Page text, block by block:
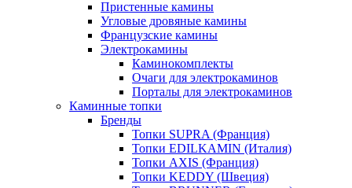
Пристенные камины
Угловые дровяные камины
Французские камины
Электрокамины
Каминокомплекты
Очаги для электрокаминов
Порталы для электрокаминов
Каминные топки
Бренды
Топки SUPRA (Франция)
Топки EDILKAMIN (Италия)
Топки AXIS (Франция)
Топки KEDDY (Швеция)